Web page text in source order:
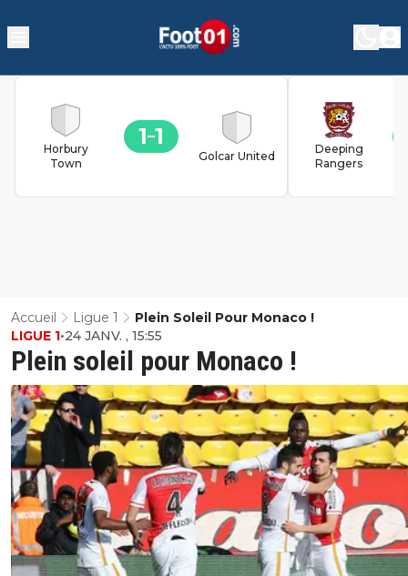
Horbury
Town
1 1
Golcar United
Deeping
Rangers
Accueil Ligue 1 Plein Soleil Pour Monaco !
Plein soleil pour Monaco !
LIGUE 1•24 JANV. , 15:55